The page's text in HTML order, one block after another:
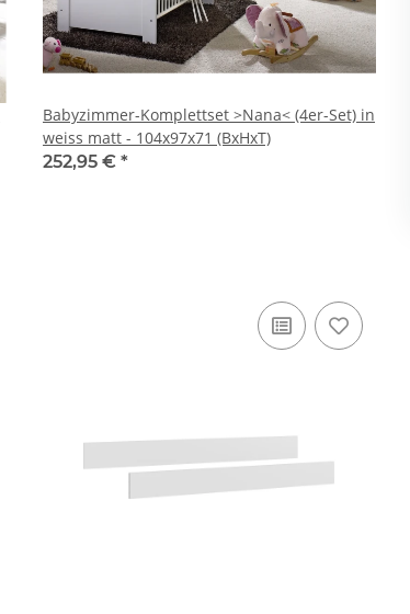
Babyzimmer-Komplettset >Nana< (4er-Set) in
weiss matt - 104x97x71 (BxHxT)
252,95 € *